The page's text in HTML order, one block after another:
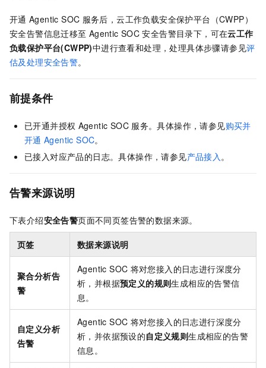
开通 Agentic SOC 服务后，云工作负载安全保护平台（CWPP）
安全告警信息迁移至 Agentic SOC 安全告警目录下，可在云工作
负载保护平台(CWPP)中进行查看和处理，处理具体步骤请参见评
估及处理安全告警。
前提条件
已开通并授权 Agentic SOC 服务。具体操作，请参见购买并
开通 Agentic SOC。
已接入对应产品的日志。具体操作，请参见产品接入。
告警来源说明
下表介绍安全告警页面不同页签告警的数据来源。
页签 数据来源说明
聚合分析告
警
Agentic SOC 将对您接入的日志进行深度分
析，并根据预定义的规则生成相应的告警信
息。
自定义分析
告警
Agentic SOC 将对您接入的日志进行深度分
析，并依据预设的自定义规则生成相应的告警
信息。